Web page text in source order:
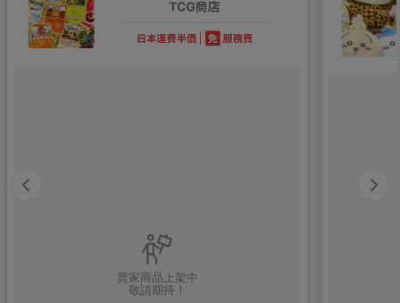
賣家商品上架中
敬請期待！